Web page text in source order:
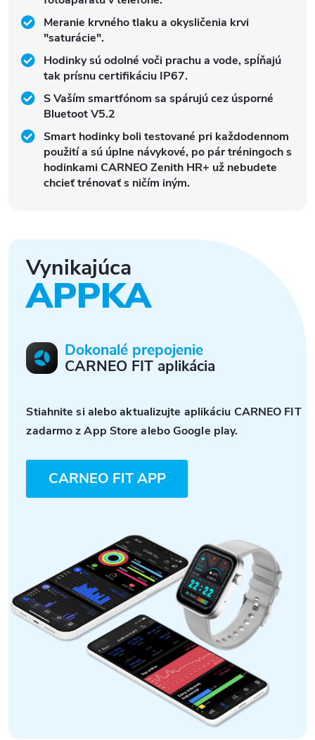
Meranie krvného tlaku a okysličenia krvi
"saturácie".
Hodinky sú odolné voči prachu a vode, spĺňajú
tak prísnu certifikáciu IP67.
S Vaším smartfónom sa spárujú cez úsporné
Bluetoot V5.2
Smart hodinky boli testované pri každodennom
použití a sú úplne návykové, po pár tréningoch s
hodinkami CARNEO Zenith HR+ už nebudete
chcieť trénovať s ničím iným.
Vynikajúca
APPKA
Dokonalé prepojenie
CARNEO FIT aplikácia
Stiahnite si alebo aktualizujte aplikáciu CARNEO FIT
zadarmo z App Store alebo Google play.
CARNEO FIT APP